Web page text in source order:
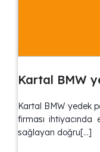
Kartal BMW
Kartal BMW yedek
firması ihtiyacında
sağlayan doğru[…]